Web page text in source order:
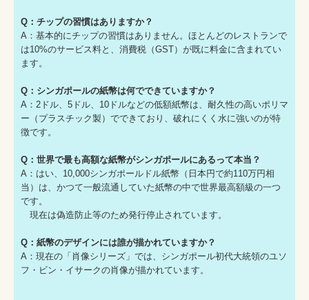
Q：チップの習慣はありますか？
A：基本的にチップの習慣はありません。ほとんどのレストランで
は10%のサービス料と、消費税（GST）が既に料金に含まれてい
ます。
Q：シンガポールの紙幣は何でできていますか？
A：2ドル、5ドル、10ドルなどの低額紙幣は、耐久性の高いポリマ
ー（プラスチック製）でできており、破れにくく水に強いのが特
徴です。
Q：世界で最も高額な紙幣がシンガポールにあるって本当？
A：はい、10,000シンガポールドル紙幣（日本円で約110万円相
当）は、かつて一般流通していた紙幣の中で世界最高額級の一つ
です。
現在は偽造防止等のため発行停止されています。
Q：紙幣のデザインには誰が描かれていますか？
A：現在の「肖像シリーズ」では、シンガポール初代大統領のユソ
フ・ビン・イサークの肖像が描かれています。